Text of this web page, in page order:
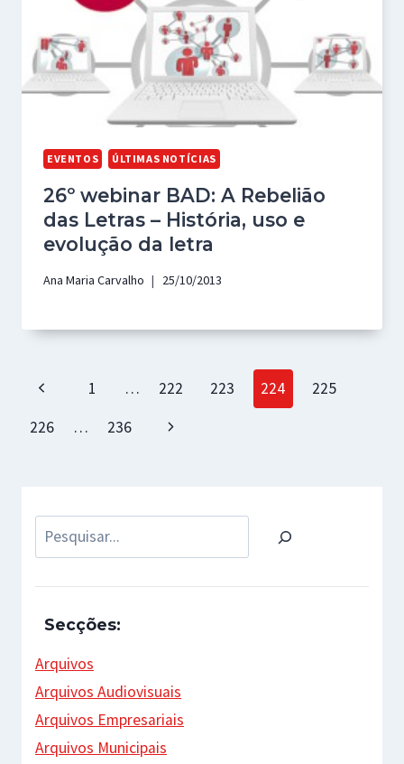
EVENTOS ÚLTIMAS NOTÍCIAS
26º webinar BAD: A Rebelião
das Letras – História, uso e
evolução da letra
Ana Maria Carvalho 25/10/2013
Page
navigation
Previous
Page
1 … 222 223 224
225
226
… 236
Next
Pesquisar
Secções:
Arquivos
Arquivos Audiovisuais
Arquivos Empresariais
Arquivos Municipais